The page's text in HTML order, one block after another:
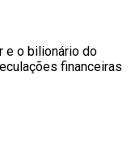
e o bilionário do
financeiras